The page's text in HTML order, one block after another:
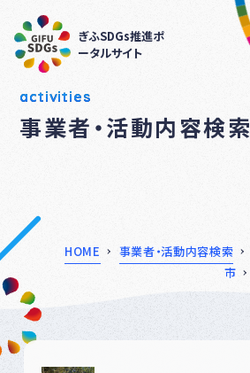
ぎふSDGs推進ポ
ータルサイト
activities
事業者・活動内容検索
HOME 事業者・活動内容検索
市